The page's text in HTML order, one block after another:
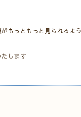
もっともっと見られるよう
します